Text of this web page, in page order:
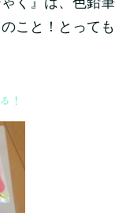
こと！とっても